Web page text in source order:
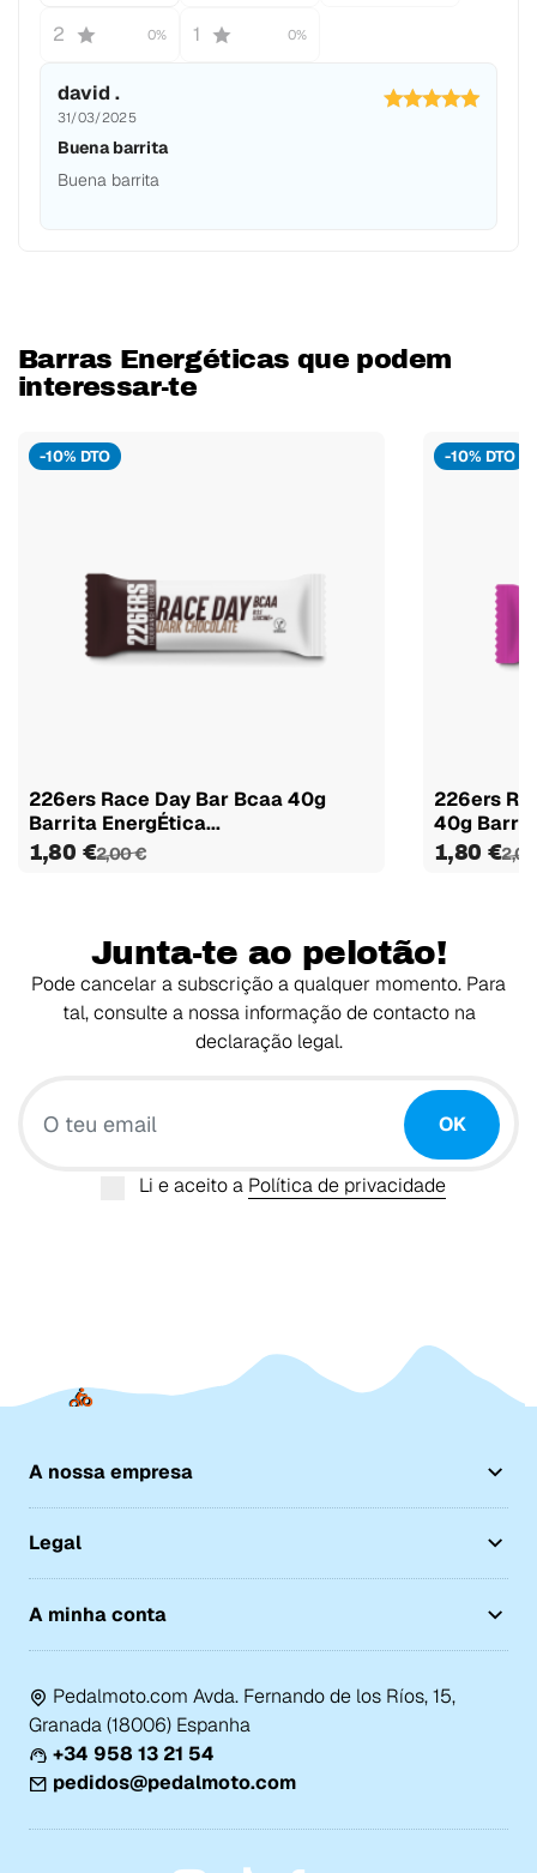
2 0% 1 0%
david .
31/03/2025
Buena barrita
Buena barrita
Barras Energéticas que podem
interessar-te
-10% DTO
226ers Race Day Bar Bcaa 40g
Barrita EnergÉtica...
1,80 €2,00 €
-10% DTO
226ers
40g
1,80 €
Junta-te ao pelotão!
Pode cancelar a subscrição a qualquer momento. Para
tal, consulte a nossa informação de contacto na
declaração legal.
OK
Li e aceito a Política de privacidade
A nossa empresa
Legal
A minha conta
Pedalmoto.com Avda. Fernando de los Ríos, 15,
Granada (18006) Espanha
+34 958 13 21 54
pedidos@pedalmoto.com